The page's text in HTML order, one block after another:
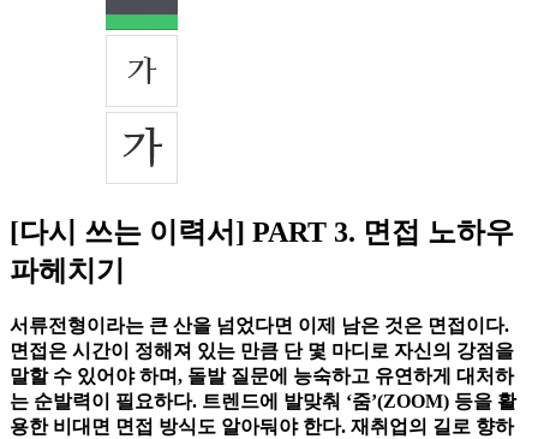
[다시 쓰는 이력서] PART 3. 면접 노하우
파헤치기
서류전형이라는 큰 산을 넘었다면 이제 남은 것은 면접이다.
면접은 시간이 정해져 있는 만큼 단 몇 마디로 자신의 강점을
말할 수 있어야 하며, 돌발 질문에 능숙하고 유연하게 대처하
는 순발력이 필요하다. 트렌드에 발맞춰 ‘줌’(ZOOM) 등을 활
용한 비대면 면접 방식도 알아둬야 한다. 재취업의 길로 향하